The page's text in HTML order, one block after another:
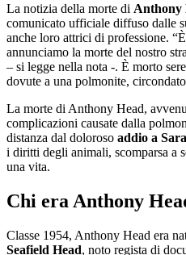
La notizia della morte di Anthony
comunicato ufficiale diffuso dalle
anche loro attrici di professione.
annunciamo la morte del nostro
– si legge nella nota -. È morto
dovute a una polmonite,
La morte di Anthony Head,
complicazioni causate dalla
distanza dal doloroso addio a
i diritti degli animali, scomparsa a
una vita.
Chi era Anthony
Classe 1954, Anthony Head era
Seafield Head, noto regista di